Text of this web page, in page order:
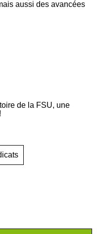
aussi des avancées
de la FSU, une